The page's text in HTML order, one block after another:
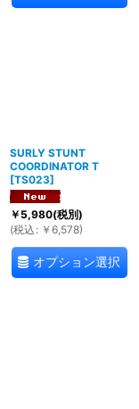
SURLY STUNT
COORDINATOR T
[TS023]
￥5,980(税別)
(税込 : ￥ 6,578)
オプション選択